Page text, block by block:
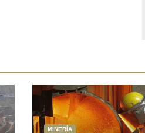
MINERÍA